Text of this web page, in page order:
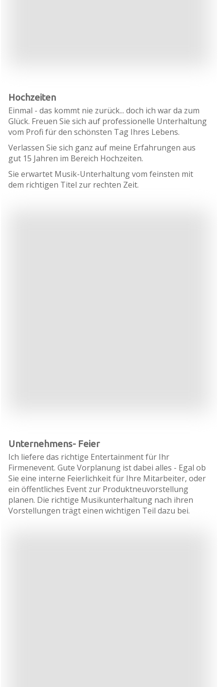
Hochzeiten
Einmal - das kommt nie zurück... doch ich war da zum
Glück. Freuen Sie sich auf professionelle Unterhaltung
vom Profi für den schönsten Tag Ihres Lebens.
Verlassen Sie sich ganz auf meine Erfahrungen aus
gut 15 Jahren im Bereich Hochzeiten.
Sie erwartet Musik-Unterhaltung vom feinsten mit
dem richtigen Titel zur rechten Zeit.
Unternehmens- Feier
Ich liefere das richtige Entertainment für Ihr
Firmenevent. Gute Vorplanung ist dabei alles - Egal ob
Sie eine interne Feierlichkeit für Ihre Mitarbeiter, oder
ein öffentliches Event zur Produktneuvorstellung
planen. Die richtige Musikunterhaltung nach ihren
Vorstellungen trägt einen wichtigen Teil dazu bei.